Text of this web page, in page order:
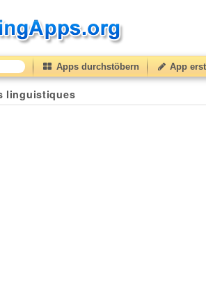
Apps durchstöbern App
linguistiques